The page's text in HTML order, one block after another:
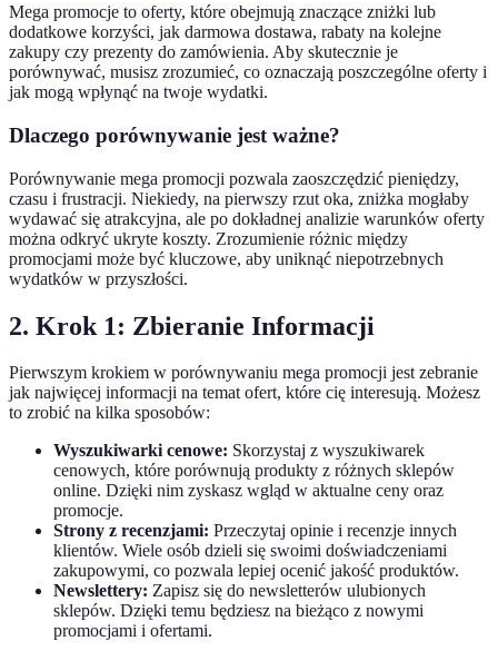
Mega promocje to oferty, które obejmują znaczące zniżki lub
dodatkowe korzyści, jak darmowa dostawa, rabaty na kolejne
zakupy czy prezenty do zamówienia. Aby skutecznie je
porównywać, musisz zrozumieć, co oznaczają poszczególne oferty i
jak mogą wpłynąć na twoje wydatki.
Dlaczego porównywanie jest ważne?
Porównywanie mega promocji pozwala zaoszczędzić pieniędzy,
czasu i frustracji. Niekiedy, na pierwszy rzut oka, zniżka mogłaby
wydawać się atrakcyjna, ale po dokładnej analizie warunków oferty
można odkryć ukryte koszty. Zrozumienie różnic między
promocjami może być kluczowe, aby uniknąć niepotrzebnych
wydatków w przyszłości.
2. Krok 1: Zbieranie Informacji
Pierwszym krokiem w porównywaniu mega promocji jest zebranie
jak najwięcej informacji na temat ofert, które cię interesują. Możesz
to zrobić na kilka sposobów:
Wyszukiwarki cenowe: Skorzystaj z wyszukiwarek
cenowych, które porównują produkty z różnych sklepów
online. Dzięki nim zyskasz wgląd w aktualne ceny oraz
promocje.
Strony z recenzjami: Przeczytaj opinie i recenzje innych
klientów. Wiele osób dzieli się swoimi doświadczeniami
zakupowymi, co pozwala lepiej ocenić jakość produktów.
Newslettery: Zapisz się do newsletterów ulubionych
sklepów. Dzięki temu będziesz na bieżąco z nowymi
promocjami i ofertami.